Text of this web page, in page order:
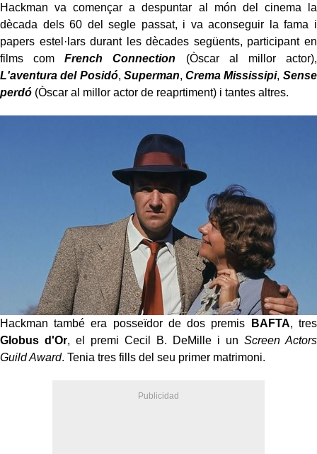
Hackman va començar a despuntar al món del cinema la
dècada dels 60 del segle passat, i va aconseguir la fama i
papers estel·lars durant les dècades següents, participant en
films comFrench Connection (Òscar al millor actor),
L'aventura del Posidó, Superman,Crema Mississipi, Sense
perdó (Òscar al millor actor de reaprtiment) i tantes altres.
Hackman també era posseïdor de dos premis BAFTA, tres
Globus d'Or, el premi Cecil B. DeMille i un Screen Actors
Guild Award. Tenia tres fills del seu primer matrimoni.